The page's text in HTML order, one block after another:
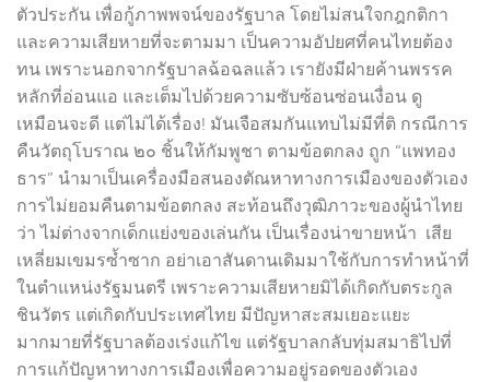
ตัวประกัน เพื่อกู้ภาพพจน์ของรัฐบาล โดยไม่สนใจกฎกติกา
และความเสียหายที่จะตามมา เป็นความอัปยศที่คนไทยต้อง
ทน เพราะนอกจากรัฐบาลฉ้อฉลแล้ว เรายังมีฝ่ายค้านพรรค
หลักที่อ่อนแอ และเต็มไปด้วยความซับซ้อนซ่อนเงื่อน ดู
เหมือนจะดี แต่ไม่ได้เรื่อง! มันเจือสมกันแทบไม่มีที่ติ กรณีการ
คืนวัตถุโบราณ ๒๐ ชิ้นให้กัมพูชา ตามข้อตกลง ถูก “แพทอง
ธาร” นำมาเป็นเครื่องมือสนองตัณหาทางการเมืองของตัวเอง
การไม่ยอมคืนตามข้อตกลง สะท้อนถึงวุฒิภาวะของผู้นำไทย
ว่า ไม่ต่างจากเด็กแย่งของเล่นกัน เป็นเรื่องน่าขายหน้า เสีย
เหลี่ยมเขมรซ้ำซาก อย่าเอาสันดานเดิมมาใช้กับการทำหน้าที่
ในตำแหน่งรัฐมนตรี เพราะความเสียหายมิได้เกิดกับตระกูล
ชินวัตร แต่เกิดกับประเทศไทย มีปัญหาสะสมเยอะแยะ
มากมายที่รัฐบาลต้องเร่งแก้ไข แต่รัฐบาลกลับทุ่มสมาธิไปที่
การแก้ปัญหาทางการเมืองเพื่อความอยู่รอดของตัวเอง